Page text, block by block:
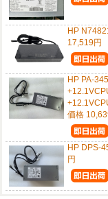
HP
17,519円
HP PA-
価格
HP DPS-
円